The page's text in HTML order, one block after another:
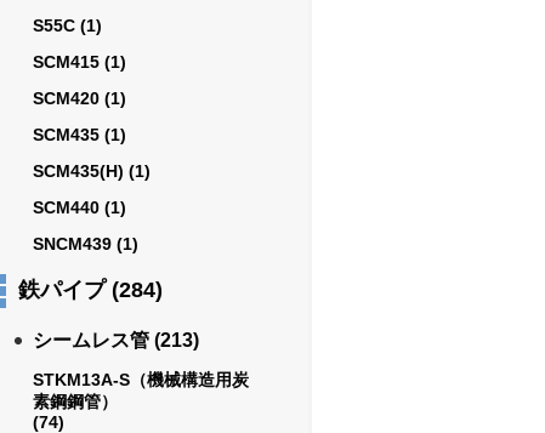
S55C (1)
SCM415 (1)
SCM420 (1)
SCM435 (1)
SCM435(H) (1)
SCM440 (1)
SNCM439 (1)
鉄パイプ (284)
シームレス管 (213)
STKM13A-S（機械構造用炭
素鋼鋼管）
(74)